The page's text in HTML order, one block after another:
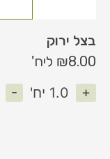
בצל ירוק
₪8.00
ליח'
-
1.0 יח' +